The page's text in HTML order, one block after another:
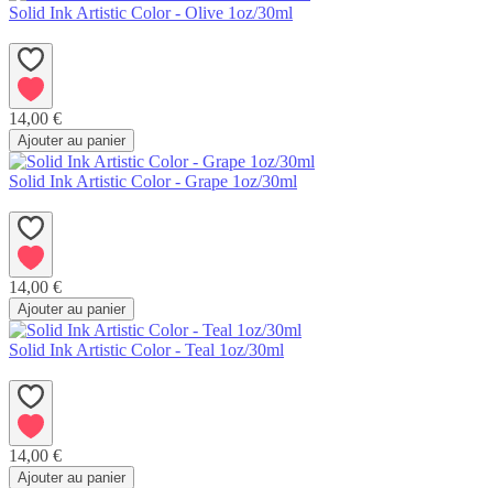
Solid Ink Artistic Color - Olive 1oz/30ml
14,00 €
Ajouter au panier
Solid Ink Artistic Color - Grape 1oz/30ml
14,00 €
Ajouter au panier
Solid Ink Artistic Color - Teal 1oz/30ml
14,00 €
Ajouter au panier